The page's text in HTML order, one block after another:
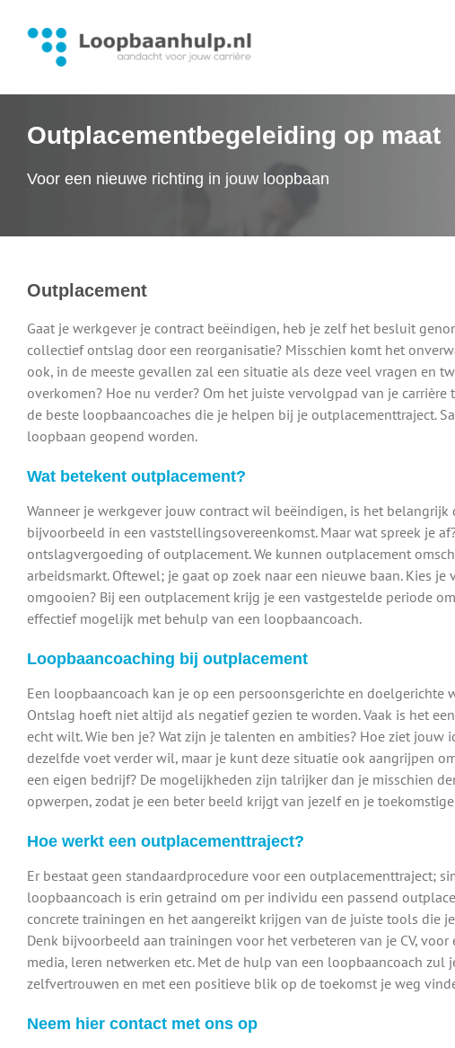
inhoud
Outplacementbegeleiding op maat
Voor een nieuwe richting in jouw loopbaan
Outplacement
Gaat je werkgever je contract beëindigen, heb je zelf het besluit
collectief ontslag door een reorganisatie? Misschien komt het
ook, in de meeste gevallen zal een situatie als deze veel vragen en
overkomen? Hoe nu verder? Om het juiste vervolgpad van je
de beste loopbaancoaches die je helpen bij je outplacementtraject.
loopbaan geopend worden.
Wat betekent outplacement?
Wanneer je werkgever jouw contract wil beëindigen, is het
bijvoorbeeld in een vaststellingsovereenkomst. Maar wat spreek je
ontslagvergoeding of outplacement. We kunnen outplacement
arbeidsmarkt. Oftewel; je gaat op zoek naar een nieuwe baan. Kies
omgooien? Bij een outplacement krijg je een vastgestelde periode
effectief mogelijk met behulp van een loopbaancoach.
Loopbaancoaching bij outplacement
Een loopbaancoach kan je op een persoonsgerichte en doelgerichte
Ontslag hoeft niet altijd als negatief gezien te worden. Vaak is het
echt wilt. Wie ben je? Wat zijn je talenten en ambities? Hoe ziet
dezelfde voet verder wil, maar je kunt deze situatie ook aangrijpen
een eigen bedrijf? De mogelijkheden zijn talrijker dan je misschien
opwerpen, zodat je een beter beeld krijgt van jezelf en je
Hoe werkt een outplacementtraject?
Er bestaat geen standaardprocedure voor een outplacementtraject;
loopbaancoach is erin getraind om per individu een passend
concrete trainingen en het aangereikt krijgen van de juiste tools die
Denk bijvoorbeeld aan trainingen voor het verbeteren van je CV,
media, leren netwerken etc. Met de hulp van een loopbaancoach zul
zelfvertrouwen en met een positieve blik op de toekomst je weg
Neem hier contact met ons op